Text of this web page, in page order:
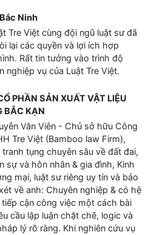
Ninh
Tre Việt cùng đội ngũ luật sư đã
lại các quyền và lợi ích hợp
Rất tin tưởng vào trình độ
nghiệp vụ của Luật Tre Việt.
PHẦN SẢN XUẤT VẬT LIỆU
BẮC KẠN
Văn Viên - Chủ sở hữu Công
Tre Việt (Bamboo law Firm),
tụng chuyên sâu về đất đai,
sự và hôn nhân & gia đình, Kinh
mại, luật sư riêng uy tín và bảo
về anh: Chuyên nghiệp & có hệ
cận công việc một cách bài
cầu lập luận chặt chẽ, logic và
lý rõ ràng. Khi nghiên cứu vụ